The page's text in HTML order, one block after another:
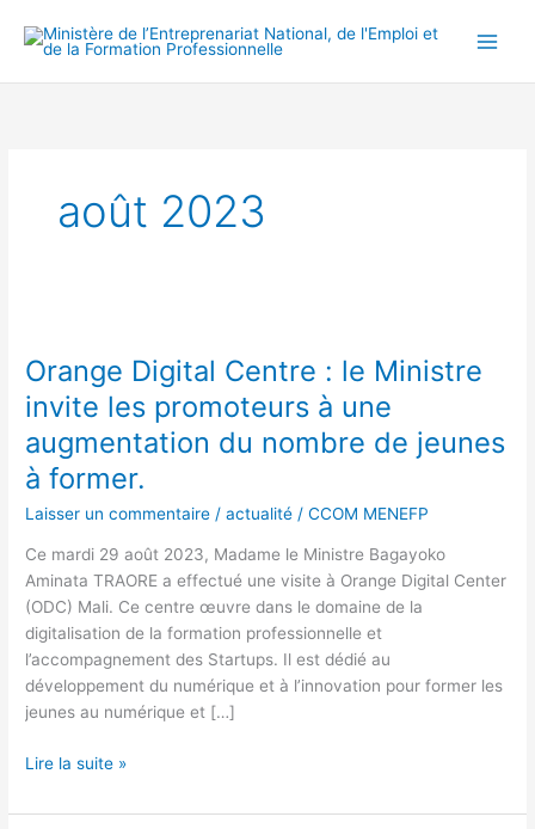
août 2023
Orange Digital Centre : le Ministre
invite les promoteurs à une
augmentation du nombre de jeunes
à former.
Laisser un commentaire /actualité /CCOM MENEFP
Ce mardi 29 août 2023, Madame le Ministre Bagayoko
Aminata TRAORE a effectué une visite à Orange Digital Center
(ODC) Mali. Ce centre œuvre dans le domaine de la
digitalisation de la formation professionnelle et
l’accompagnement des Startups. Il est dédié au
développement du numérique et à l’innovation pour former les
jeunes au numérique et […]
Centre :
le
Ministre
invite
les
à
une
augmentation
du
nombre
de
jeunes
à
Lire la suite »